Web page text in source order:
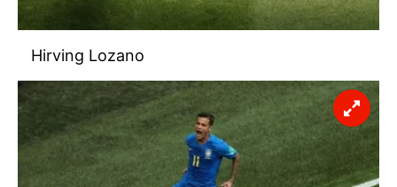
Hirving Lozano